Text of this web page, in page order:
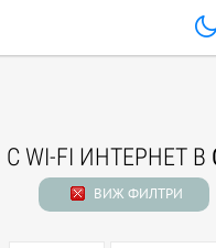
WI-FI ИНТЕРНЕТ В
ВИЖ ФИЛТРИ